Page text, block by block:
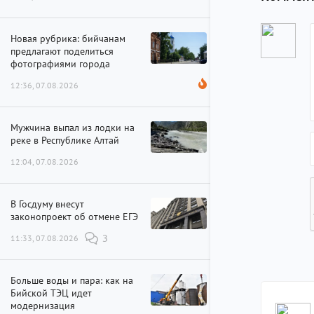
Новая рубрика: бийчанам
предлагают поделиться
фотографиями города
12:36, 07.08.2026
Мужчина выпал из лодки на
реке в Республике Алтай
12:04, 07.08.2026
В Госдуму внесут
законопроект об отмене ЕГЭ
11:33, 07.08.2026 3
Больше воды и пара: как на
Бийской ТЭЦ идет
модернизация